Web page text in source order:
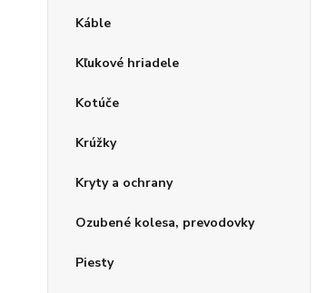
Káble
Kľukové hriadele
Kotúče
Krúžky
Kryty a ochrany
Ozubené kolesa, prevodovky
Piesty